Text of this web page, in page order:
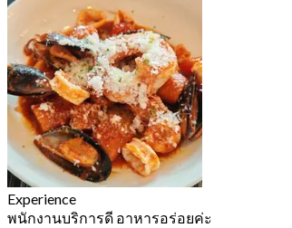
Experience
พนักงานบริการดี อาหารอร่อยค่ะ